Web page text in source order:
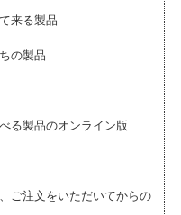
来る製品
の製品
る製品のオンライン版
ご注文をいただいてからの